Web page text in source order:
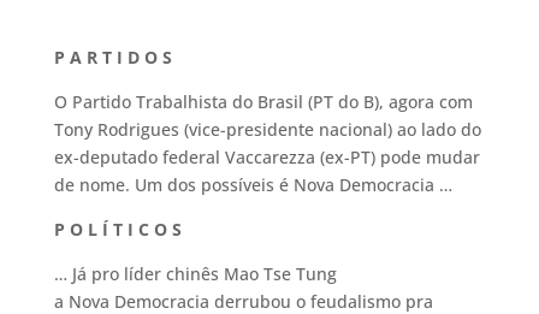
P A R T I D O S
O Partido Trabalhista do Brasil (PT do B), agora com
Tony Rodrigues (vice-presidente nacional) ao lado do
ex-deputado federal Vaccarezza (ex-PT) pode mudar
de nome. Um dos possíveis é Nova Democracia …
P O L Í T I C O S
… Já pro líder chinês Mao Tse Tung
a Nova Democracia derrubou o feudalismo pra